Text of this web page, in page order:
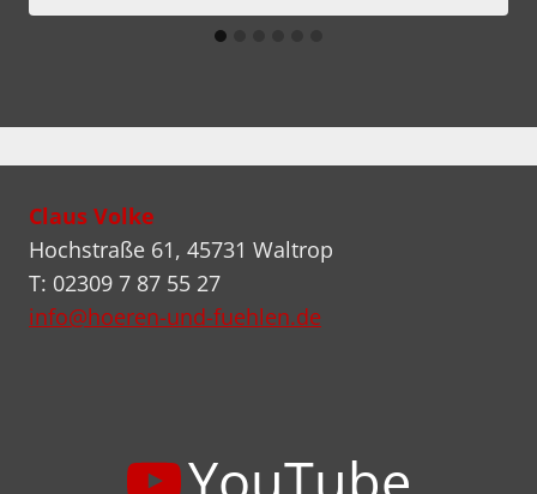
Claus Volke
Hochstraße 61, 45731 Waltrop
T: 02309 7 87 55 27
info@hoeren-und-fuehlen.de